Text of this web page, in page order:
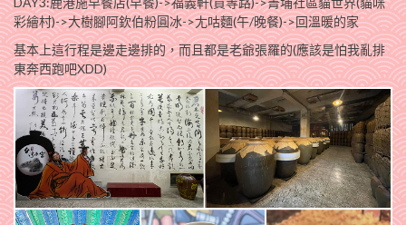
彩繪村)->大樹腳阿欽伯粉圓冰->尢咕麵(午/晚餐)->回溫暖的家
基本上這行程是邊走邊排的，而且都是老爺張羅的(應該是怕我亂排
東奔西跑吧XDD)